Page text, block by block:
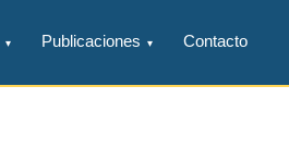
Publicaciones Contacto